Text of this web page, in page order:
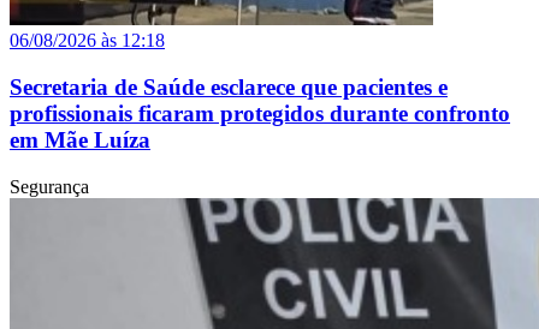
06/08/2026 às 12:18
Secretaria de Saúde esclarece que pacientes e
profissionais ficaram protegidos durante confronto
em Mãe Luíza
Segurança